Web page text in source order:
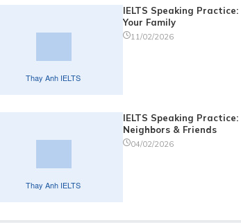
IELTS Speaking Practice:
Your Family
11/02/2026
IELTS Speaking Practice:
Neighbors & Friends
04/02/2026